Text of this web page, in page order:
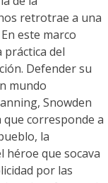
retrotrae a una
este marco
del
Defender su
mundo
Snowden
que corresponde a
la
héroe que socava
por las